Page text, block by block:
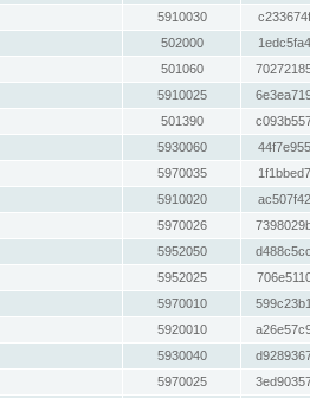
5910030
502000
501060
5910025
501390
5930060
5970035
5910020
5970026
5952050
5952025
5970010
5920010
5930040
5970025